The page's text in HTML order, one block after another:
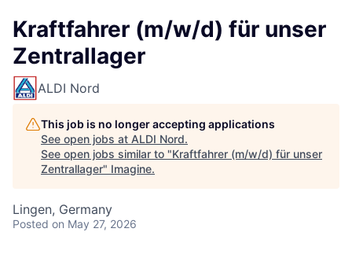
Kraftfahrer (m/w/d) für unser
Zentrallager
ALDI Nord
This job is no longer accepting applications
See open jobs at ALDI Nord.
See open jobs similar to "Kraftfahrer (m/w/d) für unser
Zentrallager" Imagine.
Lingen, Germany
Posted on May 27, 2026